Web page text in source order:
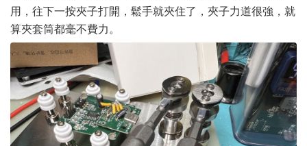
用，往下一按夾子打開，鬆手就夾住了，夾子力道很強，就
算夾套筒都毫不費力。